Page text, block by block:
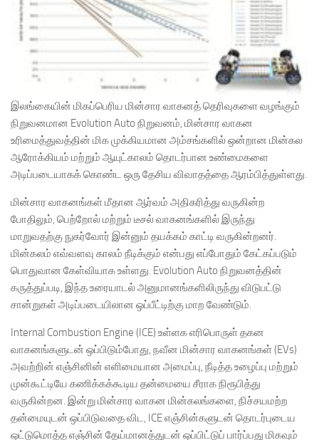
இலங்கையின் மிகப்பெரிய மின்சார வாகனத் தெரிவுகளை வழங்கும்
நிறுவனமான Evolution Auto நிறுவனம், மின்சார வாகன
உரிமைத்துவத்தின் மிக முக்கியமான அம்சங்களில் ஒன்றான மின்கல
ஆரோக்கியம் மற்றும் ஆயுட்காலம் தொடர்பான உண்மைகளை
அடிப்படையாகக் கொண்ட ஒரு தேசிய விவாதத்தை ஆரம்பித்துள்ளது.
மின்சார வாகனங்கள் மீதான ஆர்வம் அதிகரித்து வருகின்ற
போதிலும், பெற்றோல் மற்றும் டீசல் வாகனங்களில் இருந்து
மாறுவதற்கு நுகர்வோர் இன்னும் தயக்கம் காட்டி வருகின்றனர்.
மின்கலம் எவ்வளவு காலம் நீடிக்கும் என்பது எப்போதும் கேட்கப்படும்
பொதுவான கேள்வியாக உள்ளது. Evolution Auto நிறுவனத்தின்
கருத்துப்படி, இந்த உரையாடல் அனுமானங்களிலிருந்து விடுபட்டு
சான்றுகள் அடிப்படையிலான ஒப்பீட்டிற்கு மாற வேண்டும்.
Internal Combustion Engine (ICE) உள்ளக எரிபொருள் தகன
வாகனங்களுடன் ஒப்பிடும்போது, நவீன மின்சார வாகனங்கள் (EVs)
அவற்றின் எஞ்சினின் எளிமையான அமைப்பு, நீடித்த உழைப்பு மற்றும்
முன்கூட்டியே கணிக்கக்கூடிய தன்மையை சீராக நிரூபித்து
வருகின்றன. இன்று மின்சார வாகன மின்கலங்களை, நிச்சயமற்ற
தன்மையுடன் ஒப்பிடுவதை விட, ICE எஞ்சின்களுடன் தொடர்புடைய
ஒட்டுமொத்த எஞ்சின் தேய்மானத்துடன் ஒப்பிட்டுப் பார்ப்பது மிகவும்